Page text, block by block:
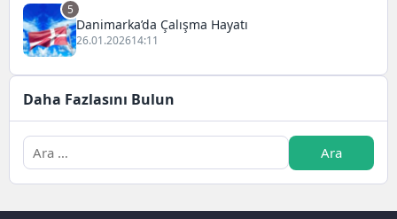
5
Danimarka’da Çalışma Hayatı
26.01.202614:11
Daha Fazlasını Bulun